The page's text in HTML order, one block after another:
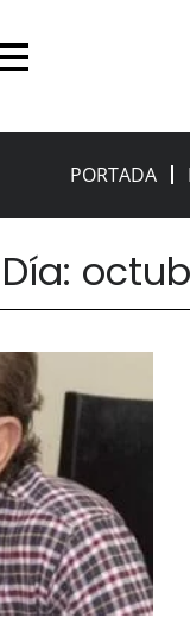
PORTADA
Día: